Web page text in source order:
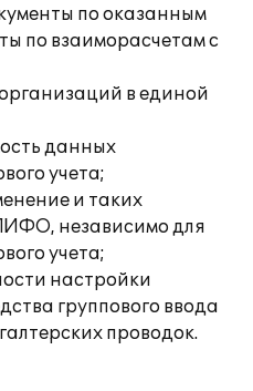
по оказанным
по взаиморасчетам с
в единой
данных
учета;
и таких
независимо для
учета;
настройки
группового ввода
проводок.